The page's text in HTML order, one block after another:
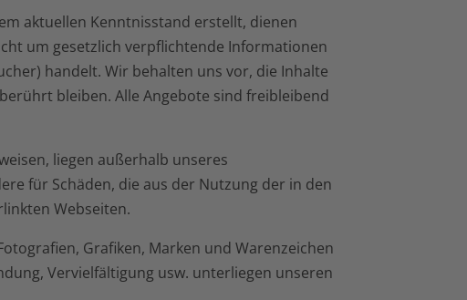
aktuellen Kenntnisstand erstellt, dienen
um gesetzlich verpflichtende Informationen
handelt. Wir behalten uns vor, die Inhalte
bleiben. Alle Angebote sind freibleibend
liegen außerhalb unseres
für Schäden, die aus der Nutzung der in den
Webseiten.
Grafiken, Marken und Warenzeichen
Vervielfältigung usw. unterliegen unseren